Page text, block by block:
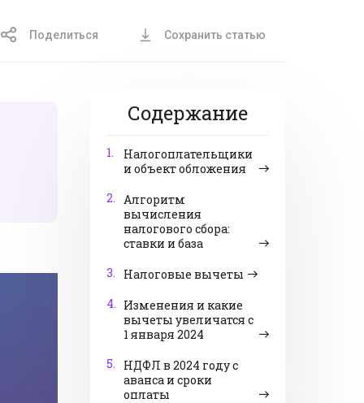
Поделиться Сохранить статью
Содержание
1.
Налогоплательщики
и объект обложения
2. Алгоритм
вычисления
налогового сбора:
ставки и база
3.
Налоговые вычеты
4. Изменения и какие
вычеты увеличатся с
1 января 2024
5.
НДФЛ в 2024 году с
аванса и сроки
оплаты